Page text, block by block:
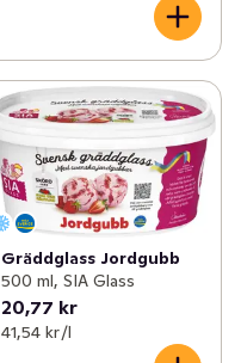
Gräddglass Jordgubb
500 ml, SIA Glass
20,77 kr
41,54 kr /l